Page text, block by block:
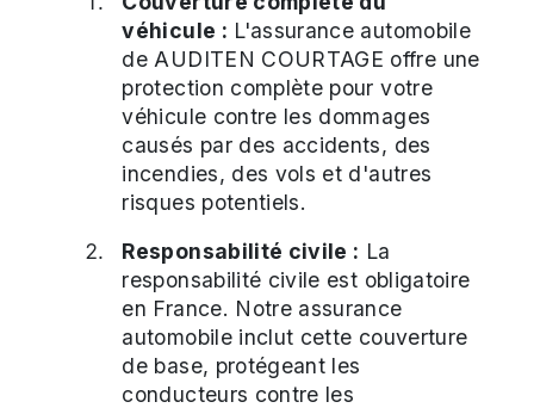
véhicule : L'assurance automobile
de AUDITEN COURTAGE offre une
protection complète pour votre
véhicule contre les dommages
causés par des accidents, des
incendies, des vols et d'autres
risques potentiels.
Responsabilité civile : La
responsabilité civile est obligatoire
en France. Notre assurance
automobile inclut cette couverture
de base, protégeant les
conducteurs contre les